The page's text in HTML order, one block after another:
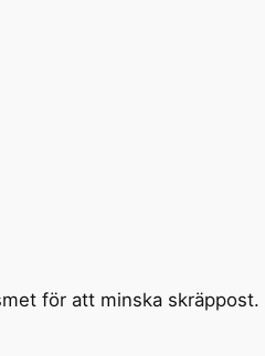
för att minska skräppost.